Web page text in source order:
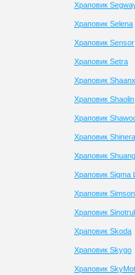
Храповик
Храповик Selena
Храповик Sensor
Храповик Setra
Храповик
Храповик Shaolin
Храповик
Храповик
Храповик
Храповик Sigma
Храповик Simson
Храповик
Храповик Skoda
Храповик Skygo
Храповик